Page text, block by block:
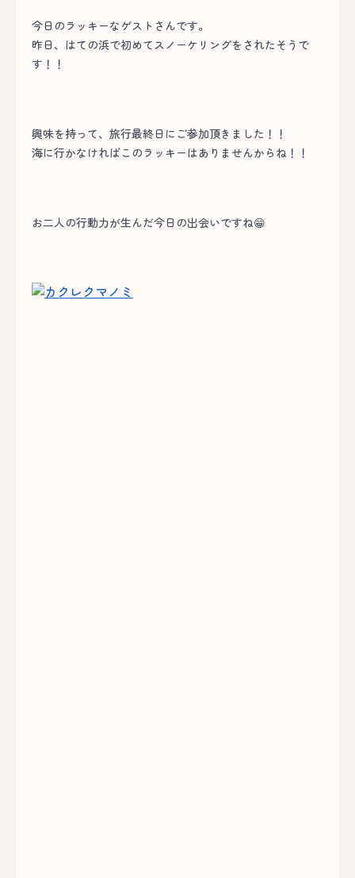
今日のラッキーなゲストさんです。
昨日、はての浜で初めてスノーケリングをされたそうで
す！！
興味を持って、旅行最終日にご参加頂きました！！
海に行かなければこのラッキーはありませんからね！！
お二人の行動力が生んだ今日の出会いですね😁